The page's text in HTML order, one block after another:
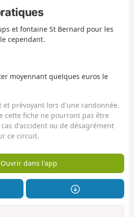
et fontaine St Bernard pour les
cependant.
moyennant quelques euros le
et prévoyant lors d'une randonnée.
cette fiche ne pourront pas être
d'accident ou de désagrément
ce circuit.
Ouvrir dans l'app